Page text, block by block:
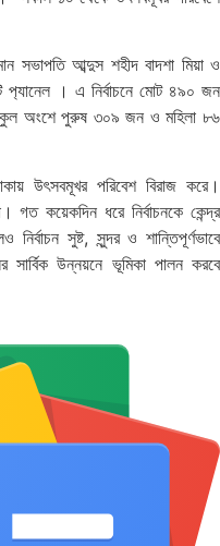
সভাপতি আব্দুস শহীদ বাদশা মিয়া ও
প‌্যানেল । এ নির্বাচনে মোট ৪৯০ জন
অংশে পুরুষ ৩০৯ জন ও মহিলা ৮৬
উৎসবমূখর পরিবেশ বিরাজ করে।
গত কয়েকদিন ধরে নির্বাচনকে কেন্দ্র
সুষ্ট, সুন্দর ও শান্তিপূর্ণভাবে
সার্বিক উন্নয়নে ভূমিকা পালন করবে